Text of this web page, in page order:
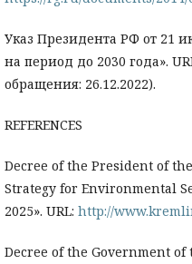
Указ Президента РФ от 21
на период до 2030 года».
обращения: 26.12.2022).
REFERENCES
Decree of the President of
Strategy for Environmental
2025». URL: http://
Decree of the Government of